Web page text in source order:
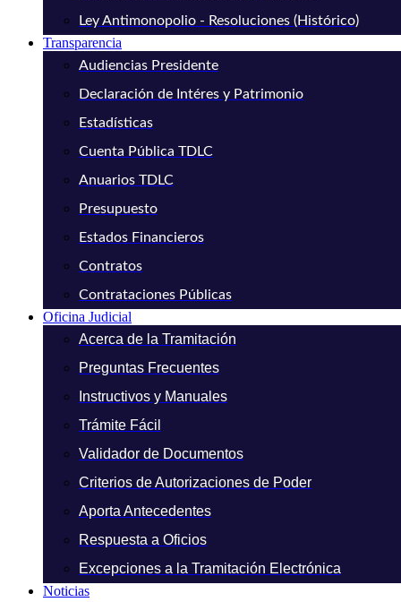
Ley Antimonopolio - Resoluciones (Histórico)
Transparencia
Audiencias Presidente
Declaración de Intéres y Patrimonio
Estadísticas
Cuenta Pública TDLC
Anuarios TDLC
Presupuesto
Estados Financieros
Contratos
Contrataciones Públicas
Oficina Judicial
Acerca de la Tramitación
Preguntas Frecuentes
Instructivos y Manuales
Trámite Fácil
Validador de Documentos
Criterios de Autorizaciones de Poder
Aporta Antecedentes
Respuesta a Oficios
Excepciones a la Tramitación Electrónica
Noticias